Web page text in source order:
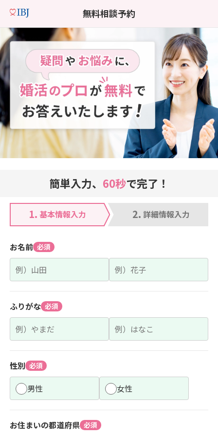
無料相談予約
簡単入力、 60秒で完了！
1. 基本情報入力 2. 詳細情報入力
お名前 必須
ふりがな 必須
性別 必須
男性 女性
お住まいの都道府県 必須